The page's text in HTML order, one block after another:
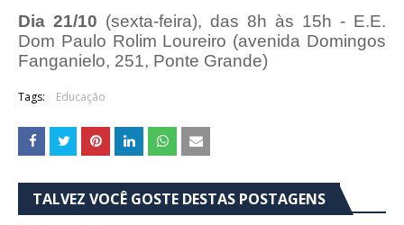
Dia 21/10 (sexta-feira), das 8h às 15h - E.E.
Dom Paulo Rolim Loureiro (avenida Domingos
Fanganielo, 251, Ponte Grande)
Tags: Educação
TALVEZ VOCÊ GOSTE DESTAS POSTAGENS